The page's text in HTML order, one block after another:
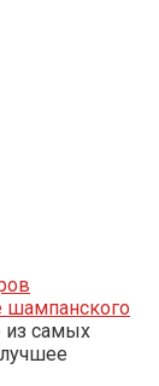
шампанского
из самых